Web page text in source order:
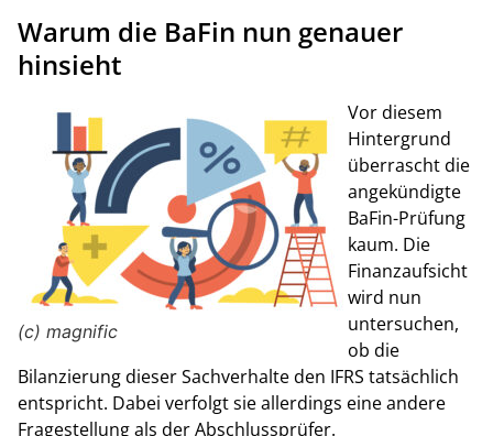
Warum die BaFin nun genauer
hinsieht
(c) magnific
Vor diesem
Hintergrund
überrascht die
angekündigte
BaFin-Prüfung
kaum. Die
Finanzaufsicht
wird nun
untersuchen,
ob die
Bilanzierung dieser Sachverhalte den IFRS tatsächlich
entspricht. Dabei verfolgt sie allerdings eine andere
Fragestellung als der Abschlussprüfer.